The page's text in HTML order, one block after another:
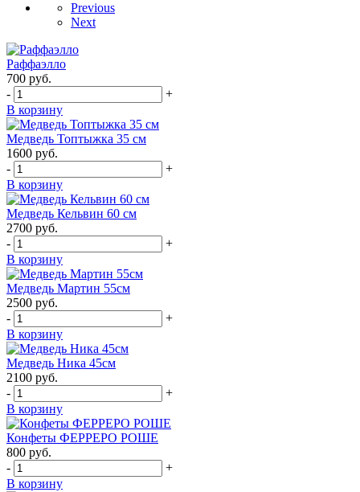
Previous
Next
Раффаэлло
700 руб.
-
+
В корзину
Медведь Топтыжка 35 см
1600 руб.
-
+
В корзину
Медведь Кельвин 60 см
2700 руб.
-
+
В корзину
Медведь Мартин 55см
2500 руб.
-
+
В корзину
Медведь Ника 45см
2100 руб.
-
+
В корзину
Конфеты ФЕРРЕРО РОШЕ
800 руб.
-
+
В корзину